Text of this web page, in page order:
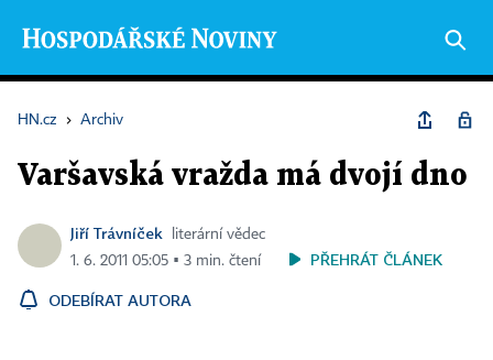
HN.cz › Archiv
Varšavská vražda má dvojí dno
Jiří Trávníček
literární vědec
1. 6. 2011 05:05 ▪ 3 min. čtení
PŘEHRÁT ČLÁNEK
ODEBÍRAT AUTORA